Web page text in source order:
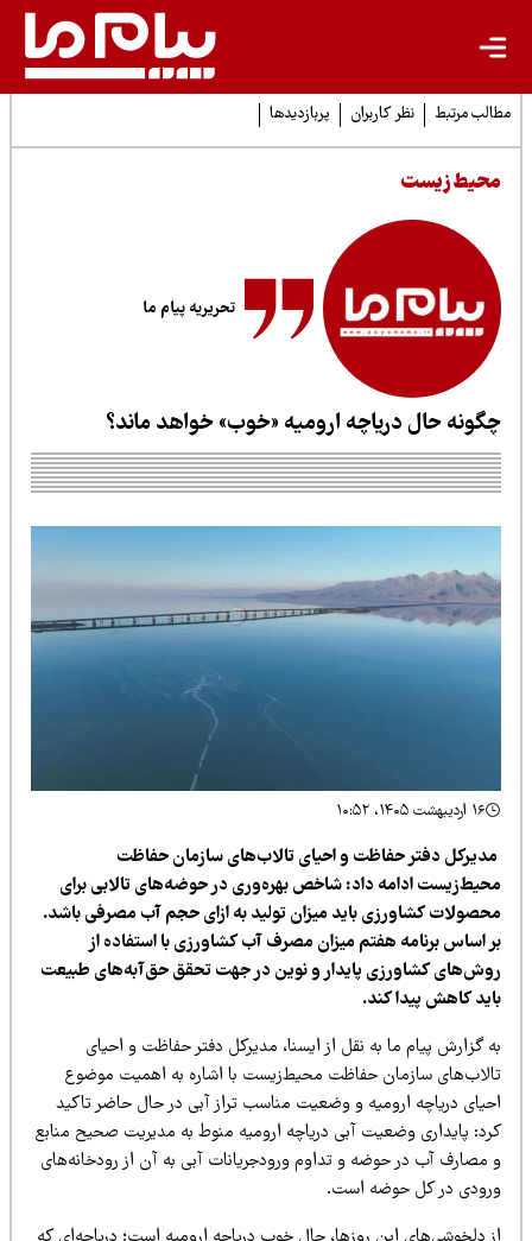
مرتبط نظر کاربران پربازدیدها
زیست
تحریریه پیام ما
حال دریاچه ارومیه «خوب» خواهد ماند؟
دفتر حفاظت و احیای تالاب‌های سازمان حفاظت
ادامه داد: شاخص بهره‌وری در حوضه‌های تالابی برای
کشاورزی باید میزان تولید به ازای حجم آب مصرفی باشد.
اساس برنامه هفتم میزان مصرف آب کشاورزی با استفاده از
کشاورزی پایدار و نوین در جهت تحقق حق‌آبه‌های طبیعت
کاهش پیدا کند.
گزارش پیام ما به نقل از ایسنا، مدیرکل دفتر حفاظت و احیای
سازمان حفاظت محیط‌زیست با اشاره به اهمیت موضوع
دریاچه ارومیه و وضعیت مناسب تراز آبی در حال حاضر تاکید
پایداری وضعیت آبی دریاچه ارومیه منوط به مدیریت صحیح منابع
مصارف آب در حوضه و تداوم ورودجریانات آبی به آن از رودخانه‌های
در کل حوضه است.